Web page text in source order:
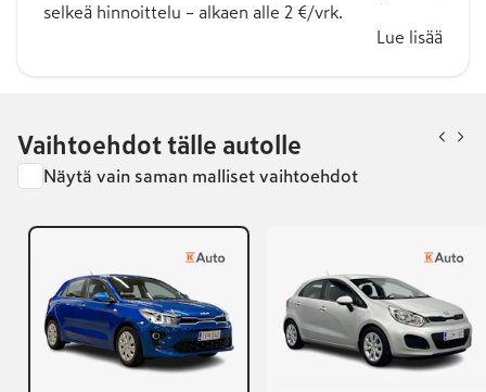
selkeä hinnoittelu – alkaen alle 2 €/vrk.
Lue lisää
Vaihtoehdot tälle autolle
Näytä vain saman malliset vaihtoehdot